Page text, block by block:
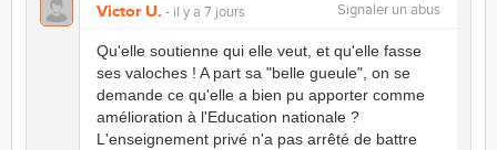
Victor U. - il y a 7 jours Signaler un abus
Qu'elle soutienne qui elle veut, et qu'elle fasse
ses valoches ! A part sa "belle gueule", on se
demande ce qu'elle a bien pu apporter comme
amélioration à l'Education nationale ?
L'enseignement privé n'a pas arrêté de battre